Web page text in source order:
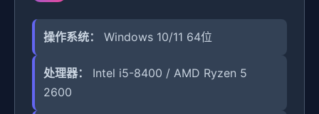
操作系统： Windows 10/11 64位
处理器：
Intel i5-8400 / AMD Ryzen 5
2600